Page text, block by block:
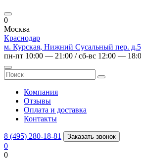
0
Москва
Краснодар
м. Курская, Нижний Сусальный пер.
пн-пт 10:00 — 21:00 / сб-вс 12:00 —
Компания
Отзывы
Оплата и доставка
Контакты
8 (495) 280-18-81 Заказать звонок
0
0